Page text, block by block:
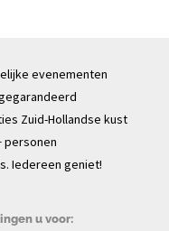
evenementen
Zuid-Hollandse kust
personen
Iedereen geniet!
u voor: